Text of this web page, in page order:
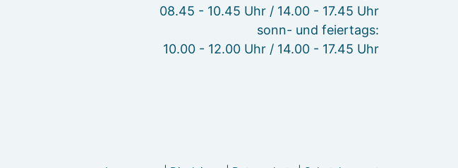
08.45 - 10.45 Uhr / 14.00 - 17.45 Uhr
sonn- und feiertags:
10.00 - 12.00 Uhr / 14.00 - 17.45 Uhr